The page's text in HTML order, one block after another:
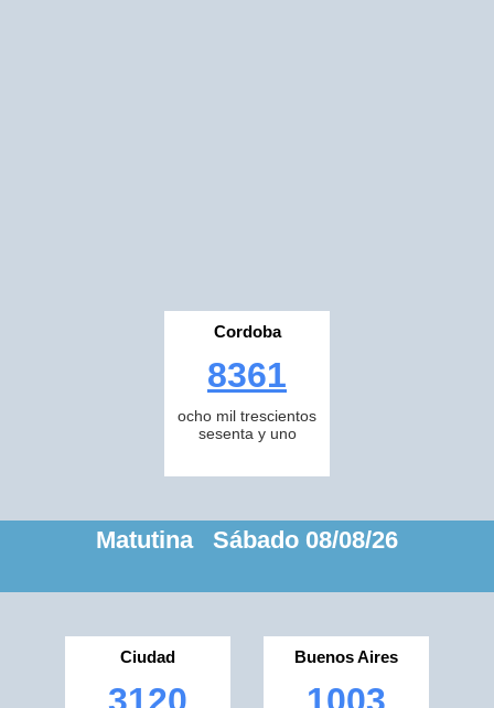
Cordoba
8361
ocho mil trescientos
sesenta y uno
Matutina Sábado 08/08/26
Ciudad Buenos Aires